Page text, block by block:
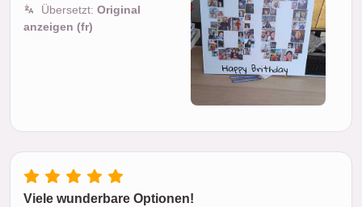
Übersetzt: Original
anzeigen (fr)
Viele wunderbare Optionen!